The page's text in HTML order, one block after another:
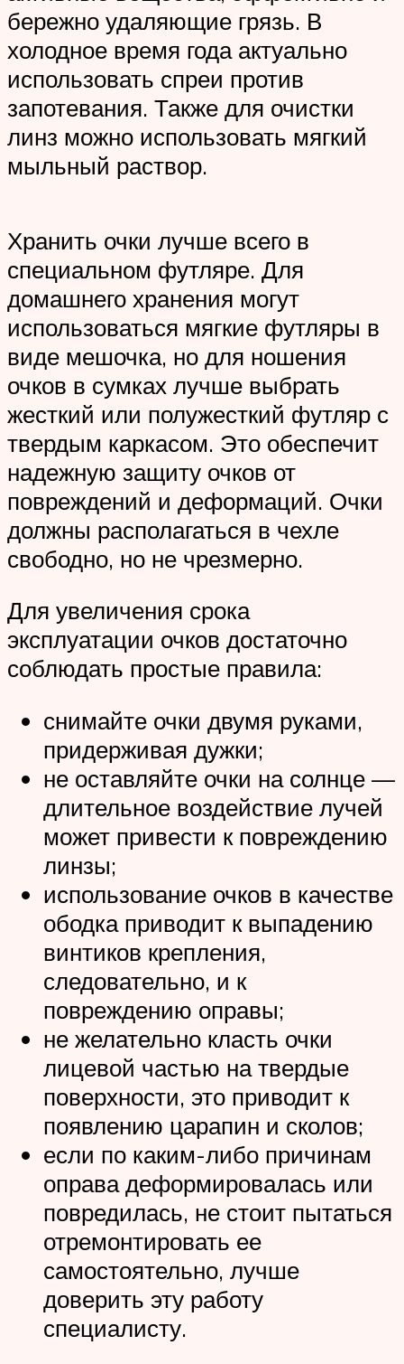
бережно удаляющие грязь. В
холодное время года актуально
использовать спреи против
запотевания. Также для очистки
линз можно использовать мягкий
мыльный раствор.
Хранить очки лучше всего в
специальном футляре. Для
домашнего хранения могут
использоваться мягкие футляры в
виде мешочка, но для ношения
очков в сумках лучше выбрать
жесткий или полужесткий футляр с
твердым каркасом. Это обеспечит
надежную защиту очков от
повреждений и деформаций. Очки
должны располагаться в чехле
свободно, но не чрезмерно.
Для увеличения срока
эксплуатации очков достаточно
соблюдать простые правила:
снимайте очки двумя руками,
придерживая дужки;
не оставляйте очки на солнце —
длительное воздействие лучей
может привести к повреждению
линзы;
использование очков в качестве
ободка приводит к выпадению
винтиков крепления,
следовательно, и к
повреждению оправы;
не желательно класть очки
лицевой частью на твердые
поверхности, это приводит к
появлению царапин и сколов;
если по каким-либо причинам
оправа деформировалась или
повредилась, не стоит пытаться
отремонтировать ее
самостоятельно, лучше
доверить эту работу
специалисту.